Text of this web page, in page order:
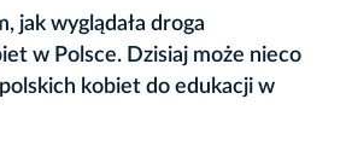
jak wyglądała droga
w Polsce. Dzisiaj może nieco
kobiet do edukacji w